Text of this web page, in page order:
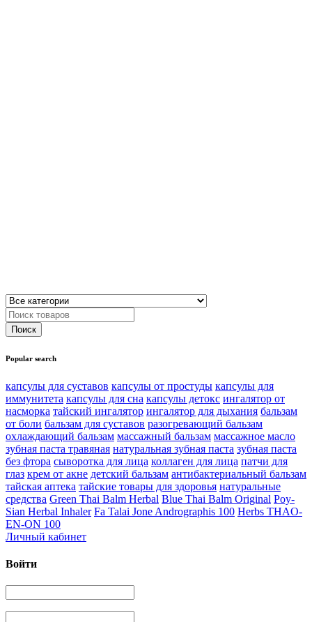
Popular search
капсулы для суставов капсулы от простуды капсулы для
иммунитета капсулы для сна капсулы детокс ингалятор от
насморка тайский ингалятор ингалятор для дыхания бальзам
от боли бальзам для суставов разогревающий бальзам
охлаждающий бальзам массажный бальзам массажное масло
зубная паста травяная натуральная зубная паста зубная паста
без фтора сыворотка для лица коллаген для лица патчи для
глаз крем от акне детский бальзам антибактериальный бальзам
тайская аптека тайские товары для здоровья натуральные
средства Green Thai Balm Herbal Blue Thai Balm Original Poy-
Sian Herbal Inhaler Fa Talai Jone Andrographis 100 Herbs THAO-
EN-ON 100
Личный кабинет
Войти